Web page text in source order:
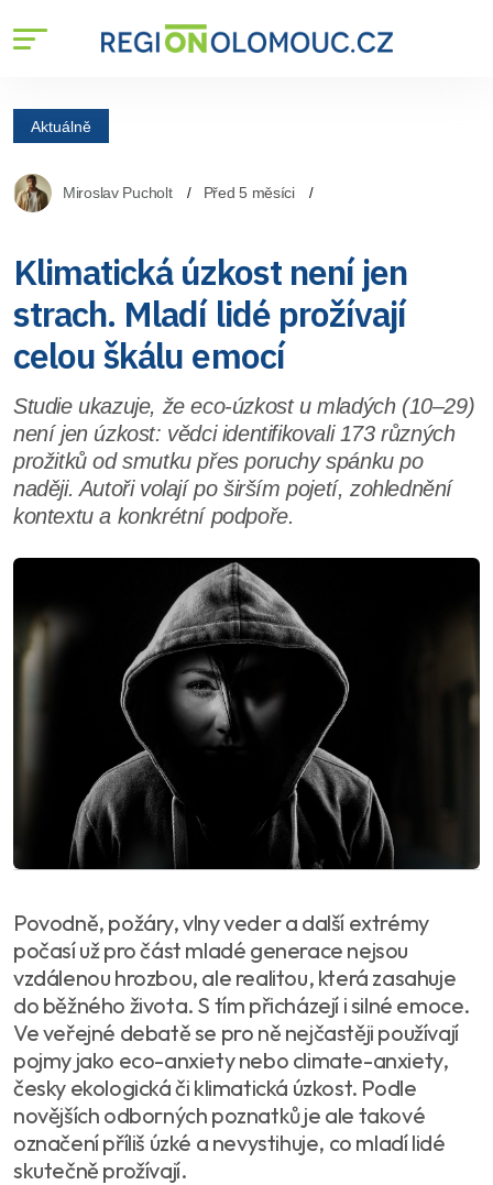
Aktuálně
Miroslav Pucholt Před 5 měsíci
Klimatická úzkost není jen
strach. Mladí lidé prožívají
celou škálu emocí
Studie ukazuje, že eco-úzkost u mladých (10–29)
není jen úzkost: vědci identifikovali 173 různých
prožitků od smutku přes poruchy spánku po
naději. Autoři volají po širším pojetí, zohlednění
kontextu a konkrétní podpoře.
Povodně, požáry, vlny veder a další extrémy
počasí už pro část mladé generace nejsou
vzdálenou hrozbou, ale realitou, která zasahuje
do běžného života. S tím přicházejí i silné emoce.
Ve veřejné debatě se pro ně nejčastěji používají
pojmy jako eco-anxiety nebo climate-anxiety,
česky ekologická či klimatická úzkost. Podle
novějších odborných poznatků je ale takové
označení příliš úzké a nevystihuje, co mladí lidé
skutečně prožívají.